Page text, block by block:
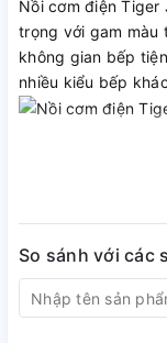
Nồi cơm điện Tiger
trọng với gam màu
không gian bếp
nhiều kiểu bếp
Cơm sau khi nấu
ấm giúp bữa cơm
chất dinh dưỡng.
So sánh với các